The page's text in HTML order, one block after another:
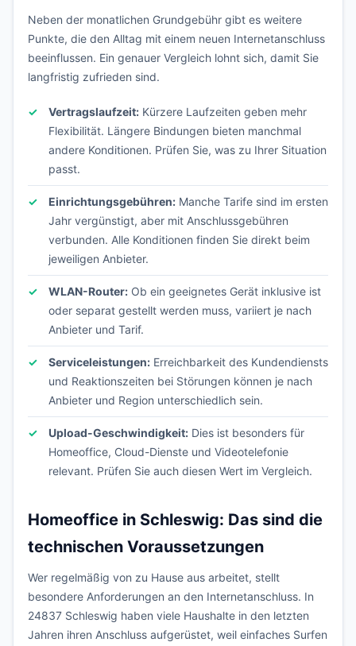
Neben der monatlichen Grundgebühr gibt es weitere
Punkte, die den Alltag mit einem neuen Internetanschluss
beeinflussen. Ein genauer Vergleich lohnt sich, damit Sie
langfristig zufrieden sind.
Vertragslaufzeit: Kürzere Laufzeiten geben mehr
Flexibilität. Längere Bindungen bieten manchmal
andere Konditionen. Prüfen Sie, was zu Ihrer Situation
passt.
Einrichtungsgebühren: Manche Tarife sind im ersten
Jahr vergünstigt, aber mit Anschlussgebühren
verbunden. Alle Konditionen finden Sie direkt beim
jeweiligen Anbieter.
WLAN-Router: Ob ein geeignetes Gerät inklusive ist
oder separat gestellt werden muss, variiert je nach
Anbieter und Tarif.
Serviceleistungen: Erreichbarkeit des Kundendiensts
und Reaktionszeiten bei Störungen können je nach
Anbieter und Region unterschiedlich sein.
Upload-Geschwindigkeit: Dies ist besonders für
Homeoffice, Cloud-Dienste und Videotelefonie
relevant. Prüfen Sie auch diesen Wert im Vergleich.
Homeoffice in Schleswig: Das sind die
technischen Voraussetzungen
Wer regelmäßig von zu Hause aus arbeitet, stellt
besondere Anforderungen an den Internetanschluss. In
24837 Schleswig haben viele Haushalte in den letzten
Jahren ihren Anschluss aufgerüstet, weil einfaches Surfen